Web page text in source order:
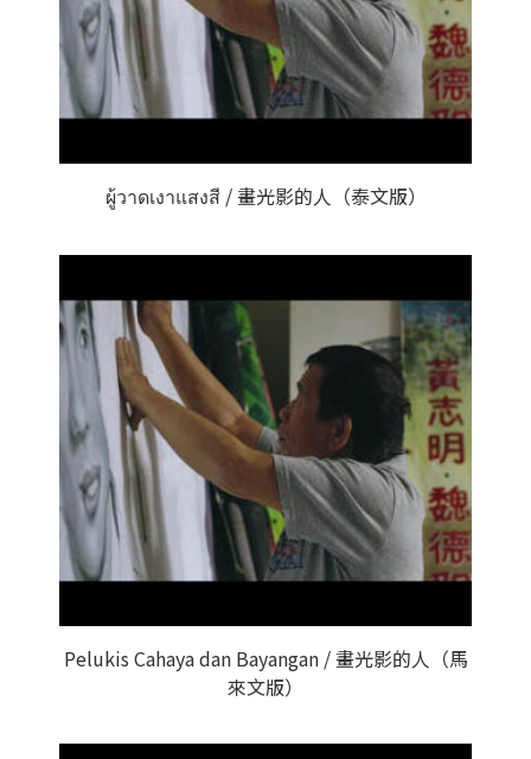
ผู้วาดเงาแสงสี / 畫光影的人（泰文版）
Pelukis Cahaya dan Bayangan / 畫光影的人（馬
來文版）